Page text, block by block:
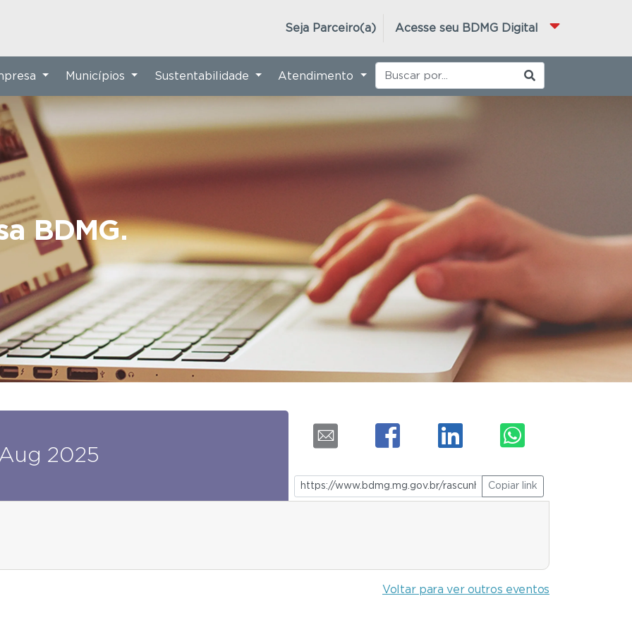
Acesse seu BDMG Digital
Seja Parceiro(a)
BDMG.
Municípios Sustentabilidade Atendimento
2025
Copiar link
Voltar para ver outros eventos